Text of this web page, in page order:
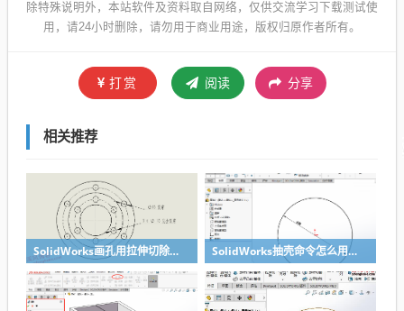
除特殊说明外，本站软件及资料取自网络，仅供交流学习下载测试使
用，请24小时删除，请勿用于商业用途，版权归原作者所有。
打赏 阅读 分享
相关推荐
SolidWorks画孔用拉伸切除和异形孔向导有什么区别？ SolidWorks抽壳命令怎么用？理论加实例告诉你抽壳使用技巧